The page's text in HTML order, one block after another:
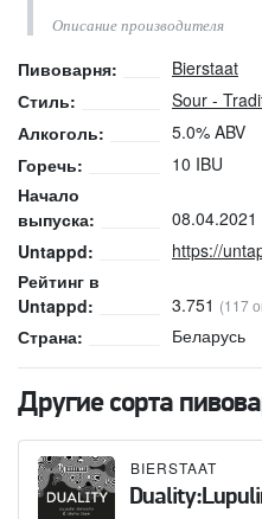
Описание производителя
Пивоварня:
Bierstaat
Стиль:
Sour -
Алкоголь:
5.0% ABV
Горечь:
10 IBU
Начало
выпуска:
08.04.2021
Untappd:
https://
Рейтинг в
Untappd:
3.751 (117
Страна: Беларусь
Другие сорта
BIERSTAAT